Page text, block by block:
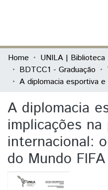
Communities & Collections
All of DSpace
Home
BDTCC1 - Graduação
A diplomacia
implicações
internacional:
do Mundo